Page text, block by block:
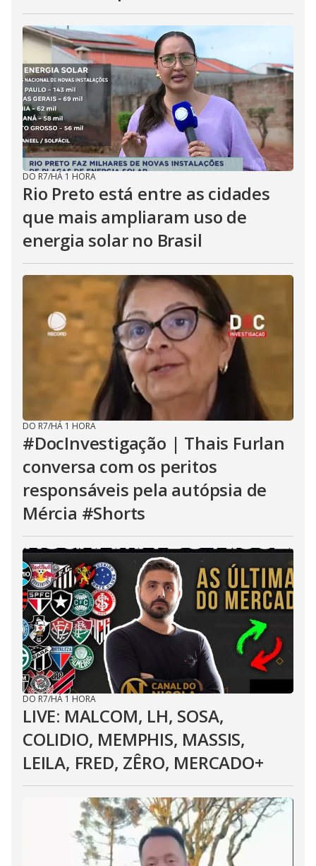
DO R7/HÁ 1 HORA
Rio Preto está entre as cidades
que mais ampliaram uso de
energia solar no Brasil
DO R7/HÁ 1 HORA
#DocInvestigação | Thais Furlan
conversa com os peritos
responsáveis pela autópsia de
Mércia #Shorts
DO R7/HÁ 1 HORA
LIVE: MALCOM, LH, SOSA,
COLIDIO, MEMPHIS, MASSIS,
LEILA, FRED, ZÊRO, MERCADO+